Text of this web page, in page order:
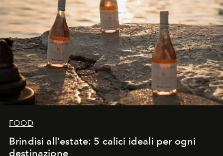
FOOD
Brindisi all'estate: 5 calici ideali per ogni
destinazione